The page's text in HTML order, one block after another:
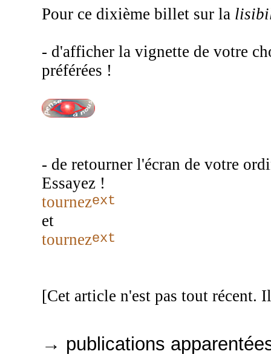
Pour ce dixième billet sur la
- d'afficher la vignette de votre
préférées !
- de retourner l'écran de votre
Essayez !
tournezext
et
tournezext
[Cet article n'est pas tout récent.
→ publications